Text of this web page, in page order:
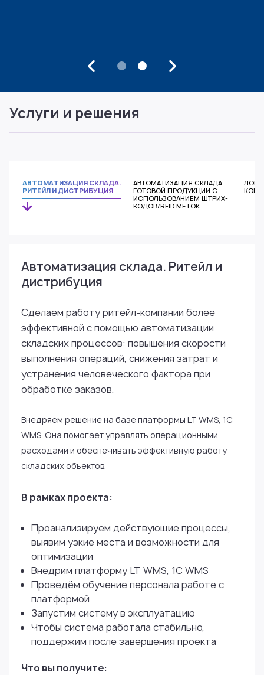
1 2
Услуги и решения
АВТОМАТИЗАЦИЯ СКЛАДА.
РИТЕЙЛ И ДИСТРИБУЦИЯ
АВТОМАТИЗАЦИЯ СКЛАДА
ГОТОВОЙ ПРОДУКЦИИ С
ИСПОЛЬЗОВАНИЕМ ШТРИХ-
КОДОВ/RFID МЕТОК
Автоматизация склада. Ритейл и
дистрибуция
Сделаем работу ритейл-компании более
эффективной с помощью автоматизации
складских процессов: повышения скорости
выполнения операций, снижения затрат и
устранения человеческого фактора при
обработке заказов.
Внедряем решение на базе платформы LT WMS, 1С
WMS. Она помогает управлять операционными
расходами и обеспечивать эффективную работу
складских объектов.
В рамках проекта:
Проанализируем действующие процессы,
выявим узкие места и возможности для
оптимизации
Внедрим платформу LT WMS, 1С WMS
Проведём обучение персонала работе с
платформой
Запустим систему в эксплуатацию
Чтобы система работала стабильно,
поддержим после завершения проекта
Что вы получите: